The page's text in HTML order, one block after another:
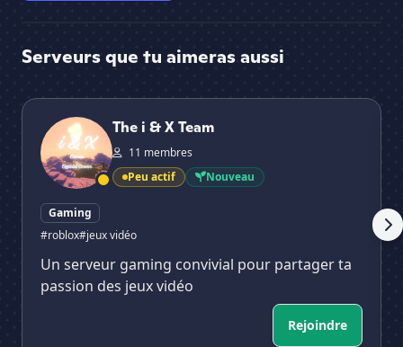
Serveurs que tu aimeras aussi
The i & X Team
The i & X Team
11 membres
Peu actif
Nouveau
Gaming
#roblox#jeux vidéo
Un serveur gaming convivial pour partager ta
passion des jeux vidéo
Rejoindre